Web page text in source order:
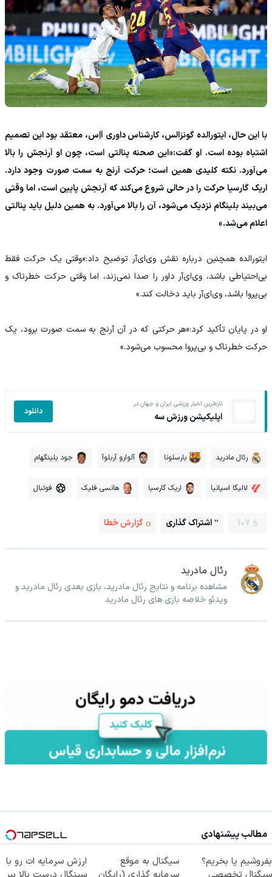
با این حال، ایتورالده گونزالس، کارشناس داوری آاِس، معتقد بود این تصمیم
اشتباه بوده است. او گفت:«این صحنه پنالتی است، چون او آرنجش را بالا
می‌آورد. نکته کلیدی همین است؛ حرکت آرنج به سمت صورت وجود دارد.
اریک گارسیا حرکت را در حالی شروع می‌کند که آرنجش پایین است، اما وقتی
می‌بیند بلینگام نزدیک می‌شود، آن را بالا می‌آورد. به همین دلیل باید پنالتی
اعلام می‌شد.»
ایتورالده همچنین درباره نقش وی‌ای‌آر توضیح داد:«وقتی یک حرکت فقط
بی‌احتیاطی باشد، وی‌ای‌آر داور را صدا نمی‌زند، اما وقتی حرکت خطرناک و
بی‌پروا باشد، وی‌ای‌آر باید دخالت کند.»
او در پایان تأکید کرد:«هر حرکتی که در آن آرنج به سمت صورت برود، یک
حرکت خطرناک و بی‌پروا محسوب می‌شود.»
تازه‌ترین اخبار ورزشی ایران و جهان در
اپلیکیشن ورزش سه دانلود
رئال مادرید بارسلونا آلوارو آربلوآ جود بلینگهام
لالیگا اسپانیا اریک گارسیا هانسی فلیک فوتبال
107 اشتراک گذاری گزارش خطا
رئال مادرید
مشاهده برنامه و نتایج رئال مادرید، بازی بعدی رئال مادرید و
ویدئو خلاصه بازی های رئال مادرید
مطالب پیشنهادی
بفروشیم یا بخریم؟
سیگنال به موقع
ارزش سرمایه ات رو با